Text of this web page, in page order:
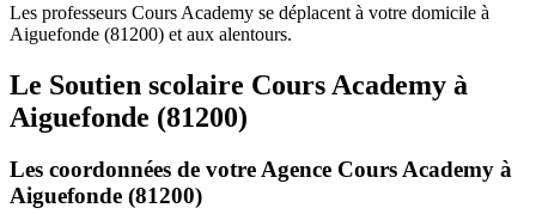
Les professeurs Cours Academy se déplacent à votre domicile à
Aiguefonde (81200) et aux alentours.
Le Soutien scolaire Cours Academy à
Aiguefonde (81200)
Les coordonnées de votre Agence Cours Academy à
Aiguefonde (81200)